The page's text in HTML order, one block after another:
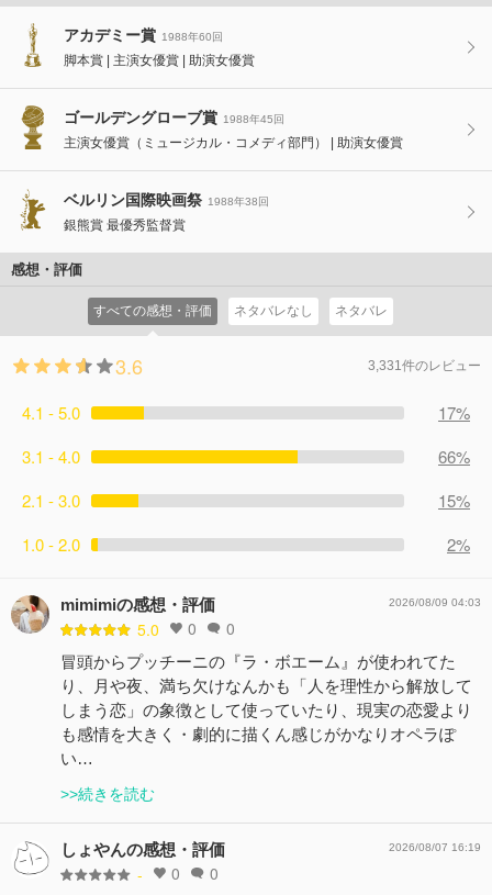
アカデミー賞 1988年60回
脚本賞 主演女優賞 助演女優賞
ゴールデングローブ賞 1988年45回
主演女優賞（ミュージカル・コメディ部門） 助演女優賞
ベルリン国際映画祭 1988年38回
銀熊賞 最優秀監督賞
感想・評価
すべての感想・評価 ネタバレなし ネタバレ
3.6 3,331件のレビュー
4.1 - 5.0
17%
3.1 - 4.0
66%
2.1 - 3.0
15%
1.0 - 2.0
2%
mimimiの感想・評価
5.0 0 0
2026/08/09 04:03
冒頭からプッチーニの『ラ・ボエーム』が使われてた
り、月や夜、満ち欠けなんかも「人を理性から解放して
しまう恋」の象徴として使っていたり、現実の恋愛より
も感情を大きく・劇的に描くん感じがかなりオペラぽ
い…
>>続きを読む
しょやんの感想・評価
- 0 0
2026/08/07 16:19